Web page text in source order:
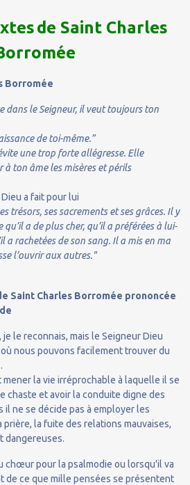
de Saint Charles
Borromée
le Seigneur, il veut toujours ton
de toi-même.”
une trop forte allégresse. Elle
ton âme les misères et périls
a fait pour lui
trésors, ses sacrements et ses grâces. Il y
a de plus cher, qu’il a préférées à lui-
a rachetées de son sang. Il a mis en ma
l’ouvrir aux autres."
Saint Charles Borromée prononcée
le reconnais, mais le Seigneur Dieu
nous pouvons facilement trouver du
la vie irréprochable à laquelle il se
chaste et avoir la conduite digne des
il ne se décide pas à employer les
la fuite des relations mauvaises,
dangereuses.
chœur pour la psalmodie ou lorsqu'il va
de ce que mille pensées se présentent